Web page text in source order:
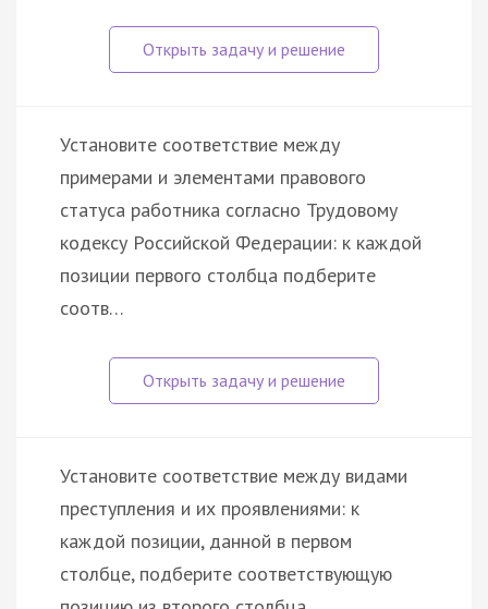
Установите соответствие между
примерами и элементами правового
статуса работника согласно Трудовому
кодексу Российской Федерации: к каждой
позиции первого столбца подберите
соотв…
Установите соответствие между видами
преступления и их проявлениями: к
каждой позиции, данной в первом
столбце, подберите соответствующую